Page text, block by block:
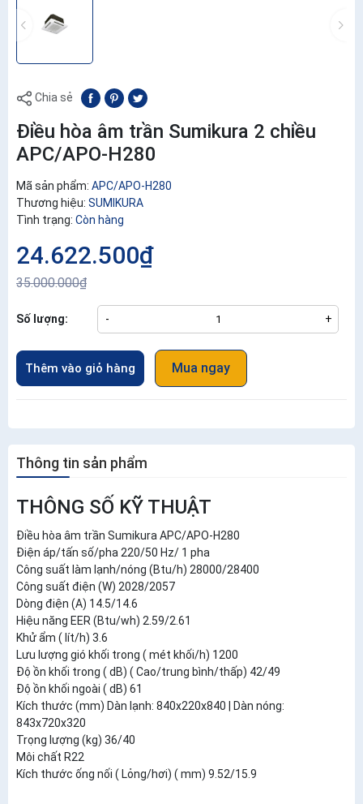
Chia sẻ
Điều hòa âm trần Sumikura 2 chiều
APC/APO-H280
Mã sản phẩm: APC/APO-H280
Thương hiệu: SUMIKURA
Tình trạng: Còn hàng
24.622.500₫
35.000.000₫
Số lượng: - +
Thêm vào giỏ hàng Mua ngay
Thông tin sản phẩm
THÔNG SỐ KỸ THUẬT
Điều hòa âm trần Sumikura APC/APO-H280
Điện áp/tấn số/pha 220/50 Hz/ 1 pha
Công suất làm lạnh/nóng (Btu/h) 28000/28400
Công suất điện (W) 2028/2057
Dòng điện (A) 14.5/14.6
Hiệu năng EER (Btu/wh) 2.59/2.61
Khử ẩm ( lít/h) 3.6
Lưu lượng gió khối trong ( mét khối/h) 1200
Độ ồn khối trong ( dB) ( Cao/trung bình/thấp) 42/49
Độ ồn khối ngoài ( dB) 61
Kích thước (mm) Dàn lạnh: 840x220x840 | Dàn nóng:
843x720x320
Trọng lượng (kg) 36/40
Môi chất R22
Kích thước ống nối ( Lỏng/hơi) ( mm) 9.52/15.9